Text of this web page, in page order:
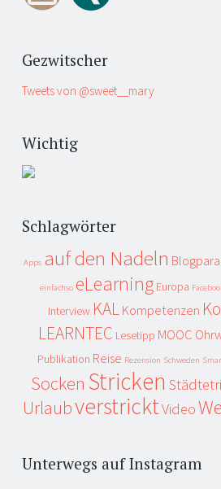
Gezwitscher
Tweets von @sweet__mary
Wichtig
Schlagwörter
Apps auf den Nadeln
einfachso eLearning Europa
Interview KAL Kompetenzen
LEARNTEC Lesetipp MOOC
Publikation Reise Rezension Schweden
Socken Stricken
UrlaubverstricktVideo
Unterwegs auf Instagram